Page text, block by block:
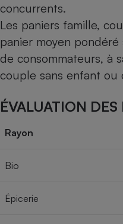
concurrents.
Les paniers famille,
panier moyen
de consommateurs, à
couple sans enfant ou
ÉVALUATION
Rayon
Bio
Épicerie